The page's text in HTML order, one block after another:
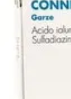
Connect Belgium
Objets Connectés
connectésTendances